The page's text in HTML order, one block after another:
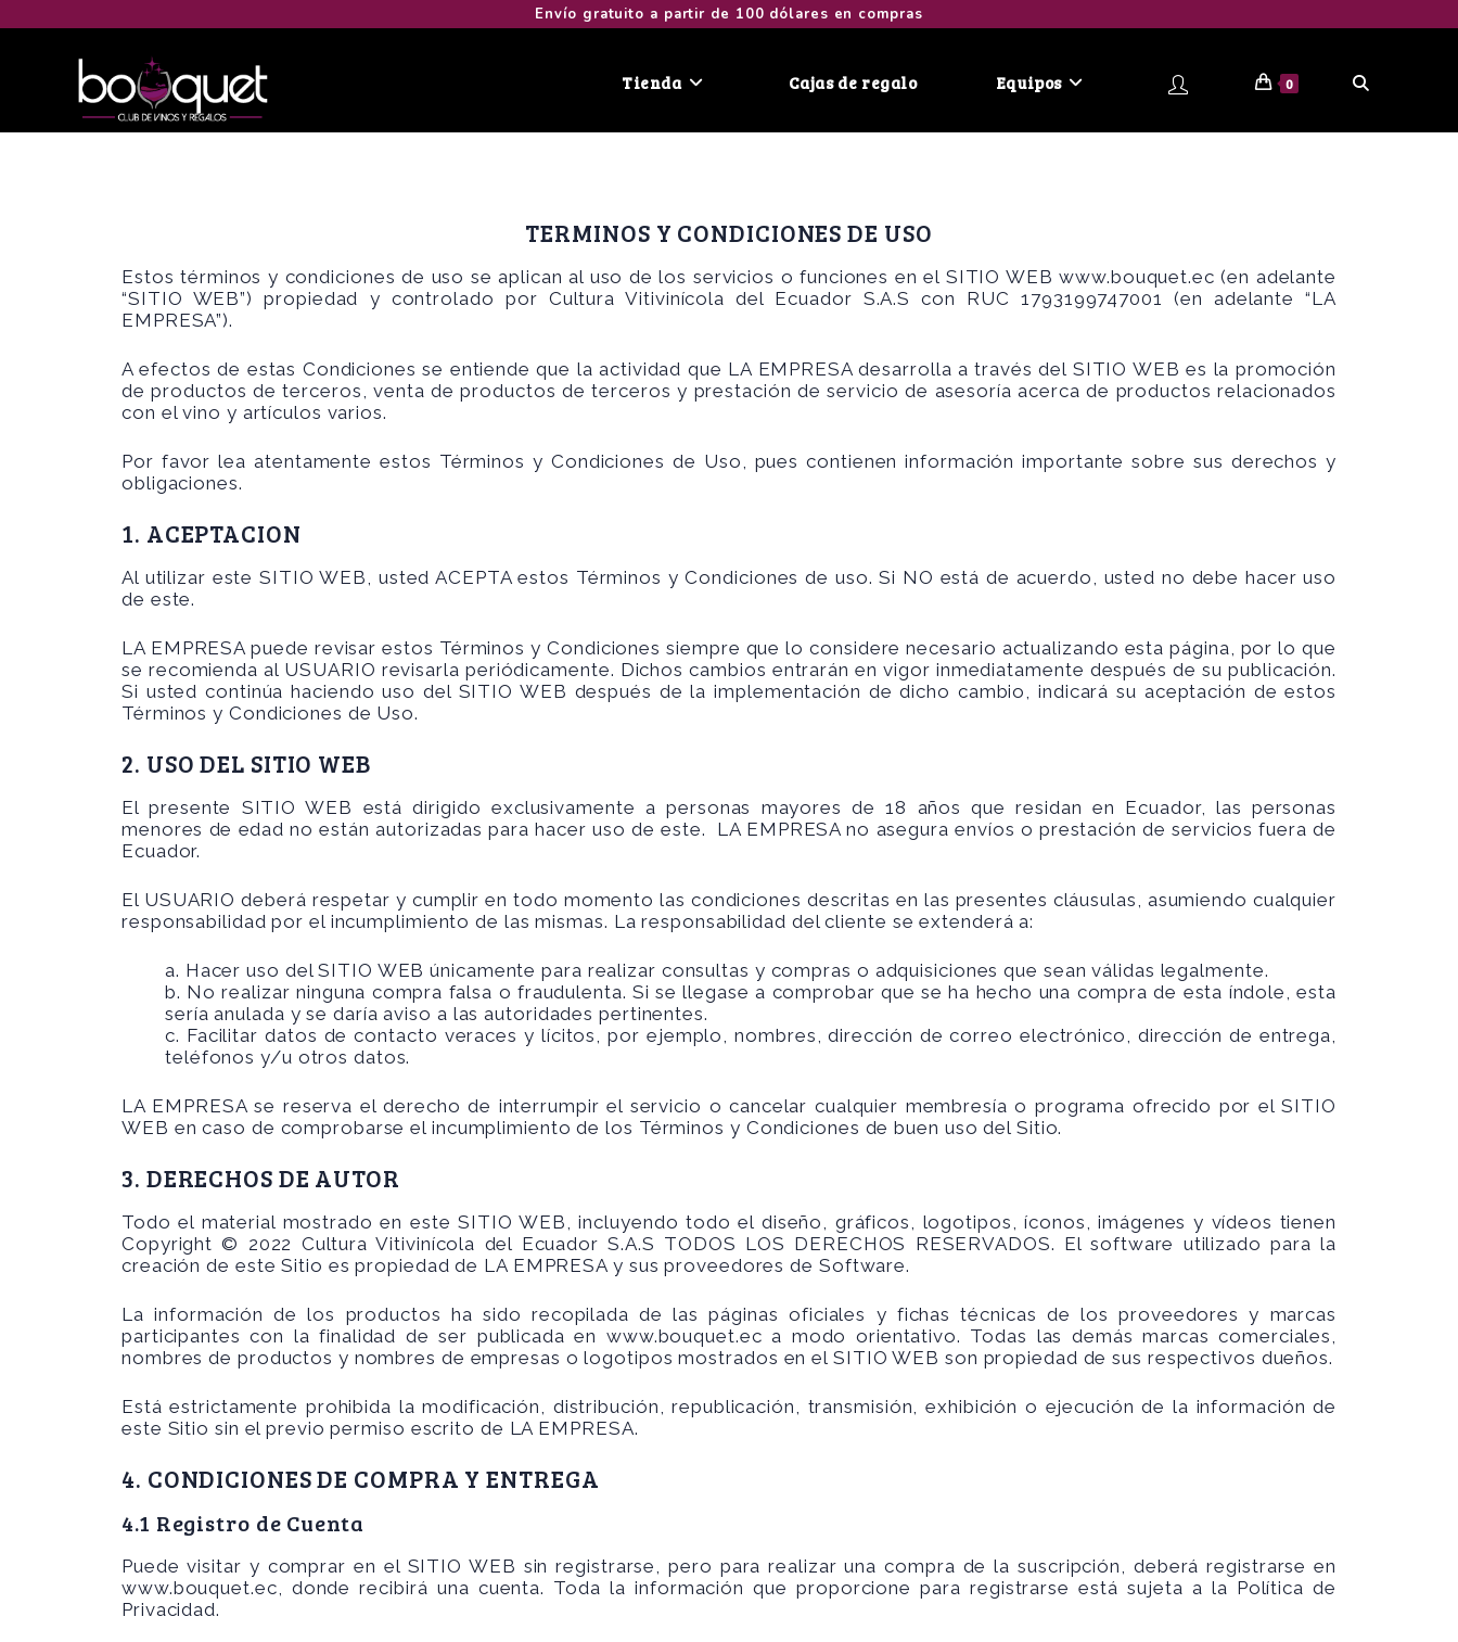
Envío gratuito a partir de 100 dólares en compras
Tienda Cajas de regalo Equipos 0
TERMINOS Y CONDICIONES DE USO
Estos términos y condiciones de uso se aplican al uso de los servicios o funciones en el SITIO WEBwww.bouquet.ec (en adelante
“SITIO WEB”) propiedad y controlado por Cultura Vitivinícola del Ecuador S.A.S con RUC 1793199747001 (en adelante “LA
EMPRESA”).
A efectos de estas Condiciones se entiende que la actividad que LA EMPRESA desarrolla a través del SITIO WEB es la promoción
de productos de terceros, venta de productos de terceros y prestación de servicio de asesoría acerca de productos relacionados
con el vino y artículos varios.
Por favor lea atentamente estos Términos y Condiciones de Uso, pues contienen información importante sobre sus derechos y
obligaciones.
1. ACEPTACION
Al utilizar este SITIO WEB, usted ACEPTA estos Términos y Condiciones de uso. Si NO está de acuerdo, usted no debe hacer uso
de este.
LA EMPRESA puede revisar estos Términos y Condiciones siempre que lo considere necesario actualizando esta página, por lo que
se recomienda al USUARIO revisarla periódicamente. Dichos cambios entrarán en vigor inmediatamente después de su publicación.
Si usted continúa haciendo uso del SITIO WEB después de la implementación de dicho cambio, indicará su aceptación de estos
Términos y Condiciones de Uso.
2. USO DEL SITIO WEB
El presente SITIO WEB está dirigido exclusivamente a personas mayores de 18 años que residan en Ecuador, las personas
menores de edad no están autorizadas para hacer uso de este. LA EMPRESA no asegura envíos o prestación de servicios fuera de
Ecuador.
El USUARIO deberá respetar y cumplir en todo momento las condiciones descritas en las presentes cláusulas, asumiendo cualquier
responsabilidad por el incumplimiento de las mismas. La responsabilidad del cliente se extenderá a:
a. Hacer uso del SITIO WEB únicamente para realizar consultas y compras o adquisiciones que sean válidas legalmente.
b. No realizar ninguna compra falsa o fraudulenta. Si se llegase a comprobar que se ha hecho una compra de esta índole, esta
sería anulada y se daría aviso a las autoridades pertinentes.
c. Facilitar datos de contacto veraces y lícitos, por ejemplo, nombres, dirección de correo electrónico, dirección de entrega,
teléfonos y/u otros datos.
LA EMPRESA se reserva el derecho de interrumpir el servicio o cancelar cualquier membresía o programa ofrecido por el SITIO
WEB en caso de comprobarse el incumplimiento de los Términos y Condiciones de buen uso del Sitio.
3. DERECHOS DE AUTOR
Todo el material mostrado en este SITIO WEB, incluyendo todo el diseño, gráficos, logotipos, íconos, imágenes y vídeos tienen
Copyright © 2022 Cultura Vitivinícola del Ecuador S.A.S TODOS LOS DERECHOS RESERVADOS. El software utilizado para la
creación de este Sitio es propiedad de LA EMPRESA y sus proveedores de Software.
La información de los productos ha sido recopilada de las páginas oficiales y fichas técnicas de los proveedores y marcas
participantes con la finalidad de ser publicada en www.bouquet.ec a modo orientativo. Todas las demás marcas comerciales,
nombres de productos y nombres de empresas o logotipos mostrados en el SITIO WEB son propiedad de sus respectivos dueños.
Está estrictamente prohibida la modificación, distribución, republicación, transmisión, exhibición o ejecución de la información de
este Sitio sin el previo permiso escrito de LA EMPRESA.
4. CONDICIONES DE COMPRA Y ENTREGA
4.1 Registro de Cuenta
Puede visitar y comprar en el SITIO WEB sin registrarse, pero para realizar una compra de la suscripción, deberá registrarse en
www.bouquet.ec, donde recibirá una cuenta. Toda la información que proporcione para registrarse está sujeta a la Política de
Privacidad.